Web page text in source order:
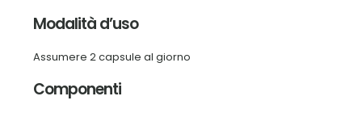
Modalità d’uso
Assumere 2 capsule al giorno
Componenti